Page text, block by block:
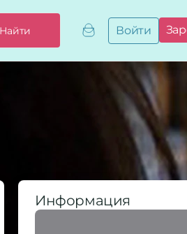
Найти
Добавить,
Запросы
на привязку
Сертификаты
Войти
Информация